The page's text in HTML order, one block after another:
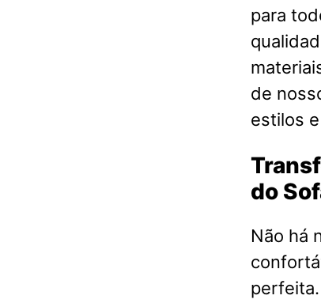
para
de
estilos
do
Não há